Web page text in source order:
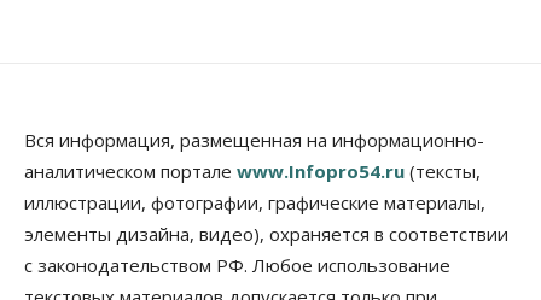
07 Августа 2026, 12:35
Общество
Синоптики рассказали о погоде в Новосибирске
на выходных
07 Августа 2026, 12:00
Вся информация, размещенная на информационно-
аналитическом портале www.Infopro54.ru (тексты,
иллюстрации, фотографии, графические материалы,
элементы дизайна, видео), охраняется в соответствии
с законодательством РФ. Любое использование